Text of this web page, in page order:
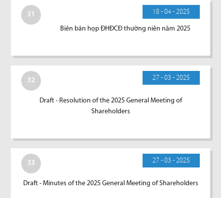
31 18 - 04 - 2025
Biên bản họp ĐHĐCĐ thường niên năm 2025
32 27 - 03 - 2025
Draft - Resolution of the 2025 General Meeting of
Shareholders
33 27 - 03 - 2025
Draft - Minutes of the 2025 General Meeting of Shareholders